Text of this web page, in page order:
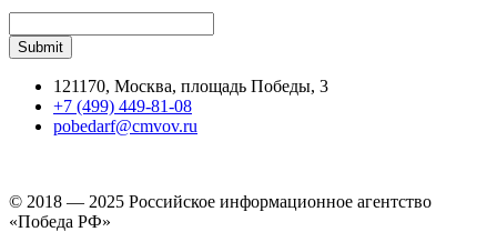
121170, Москва, площадь Победы, 3
+7 (499) 449-81-08
pobedarf@cmvov.ru
© 2018 — 2025 Российское информационное агентство
«Победа РФ»